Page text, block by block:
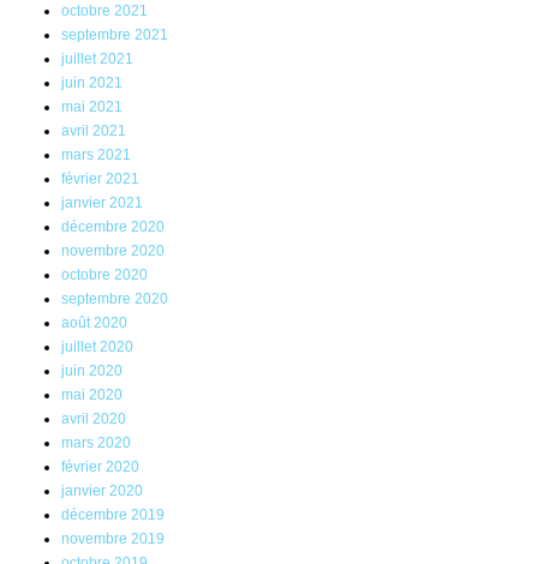
octobre 2021
septembre 2021
juillet 2021
juin 2021
mai 2021
avril 2021
mars 2021
février 2021
janvier 2021
décembre 2020
novembre 2020
octobre 2020
septembre 2020
août 2020
juillet 2020
juin 2020
mai 2020
avril 2020
mars 2020
février 2020
janvier 2020
décembre 2019
novembre 2019